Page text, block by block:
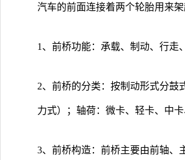
汽车的前面连接着两个轮胎用来架
1、前桥功能：承载、制动、行走
2、前桥的分类：按制动形式分鼓
力式）；轴荷：微卡、轻卡、中卡
3、前桥构造：前桥主要由前轴、